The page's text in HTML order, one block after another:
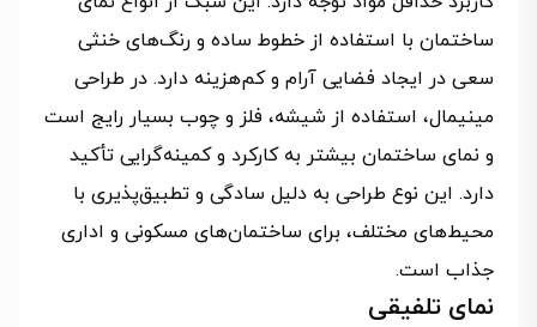
ساختمان با استفاده از خطوط ساده و رنگ‌های خنثی
سعی در ایجاد فضایی آرام و کم‌هزینه دارد. در طراحی
مینیمال، استفاده از شیشه، فلز و چوب بسیار رایج است
و نمای ساختمان بیشتر به کارکرد و کمینه‌گرایی تأکید
دارد. این نوع طراحی به دلیل سادگی و تطبیق‌پذیری با
محیط‌های مختلف، برای ساختمان‌های مسکونی و اداری
جذاب است.
نمای تلفیقی